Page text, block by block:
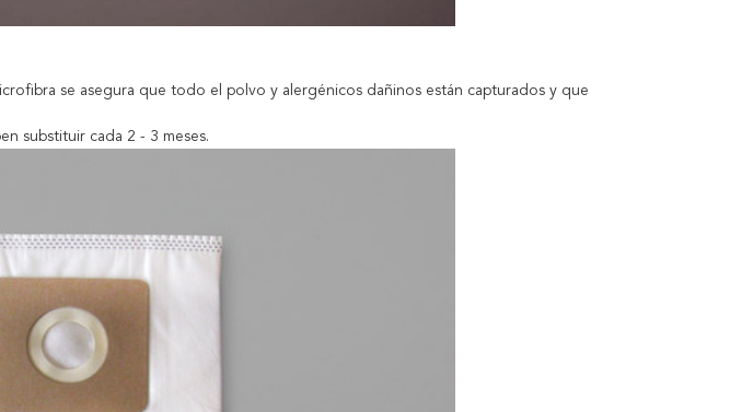
se asegura que todo el polvo y alergénicos dañinos están capturados y que
substituir cada 2 - 3 meses.